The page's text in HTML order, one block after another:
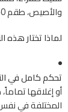
والأصيص، طقم 50 قطعة، فوهة رش قابلة للتعديل.
لماذا تختار هذه
تحكم كامل في
أو إغلاقها
المختلفة في